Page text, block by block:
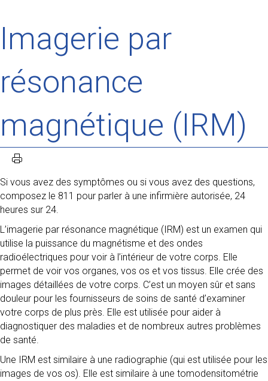
Imagerie par
résonance
magnétique (IRM)
Si vous avez des symptômes ou si vous avez des questions,
composez le 811 pour parler à une infirmière autorisée, 24
heures sur 24.
L’imagerie par résonance magnétique (IRM) est un examen qui
utilise la puissance du magnétisme et des ondes
radioélectriques pour voir à l’intérieur de votre corps. Elle
permet de voir vos organes, vos os et vos tissus. Elle crée des
images détaillées de votre corps. C’est un moyen sûr et sans
douleur pour les fournisseurs de soins de santé d’examiner
votre corps de plus près. Elle est utilisée pour aider à
diagnostiquer des maladies et de nombreux autres problèmes
de santé.
Une IRM est similaire à une radiographie (qui est utilisée pour les
images de vos os). Elle est similaire à une tomodensitométrie